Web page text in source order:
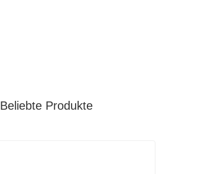
Beliebte Produkte